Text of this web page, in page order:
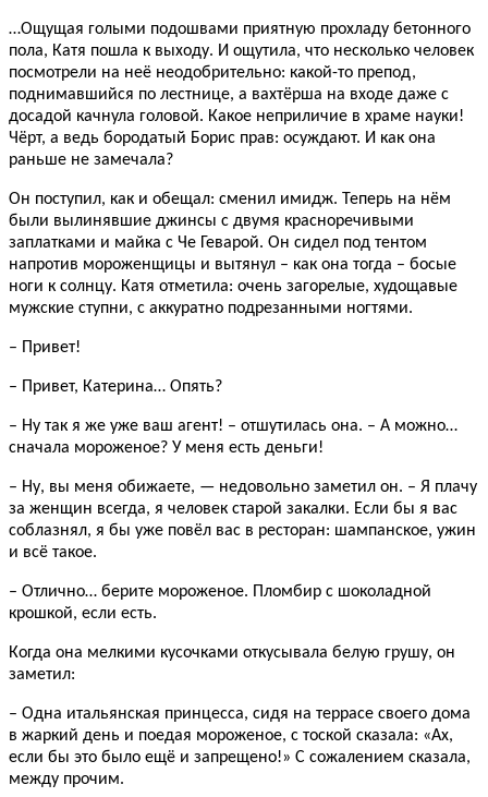
…Ощущая голыми подошвами приятную прохладу бетонного
пола, Катя пошла к выходу. И ощутила, что несколько человек
посмотрели на неё неодобрительно: какой-то препод,
поднимавшийся по лестнице, а вахтёрша на входе даже с
досадой качнула головой. Какое неприличие в храме науки!
Чёрт, а ведь бородатый Борис прав: осуждают. И как она
раньше не замечала?
Он поступил, как и обещал: сменил имидж. Теперь на нём
были вылинявшие джинсы с двумя красноречивыми
заплатками и майка с Че Геварой. Он сидел под тентом
напротив мороженщицы и вытянул – как она тогда – босые
ноги к солнцу. Катя отметила: очень загорелые, худощавые
мужские ступни, с аккуратно подрезанными ногтями.
– Привет!
– Привет, Катерина… Опять?
– Ну так я же уже ваш агент! – отшутилась она. – А можно…
сначала мороженое? У меня есть деньги!
– Ну, вы меня обижаете, — недовольно заметил он. – Я плачу
за женщин всегда, я человек старой закалки. Если бы я вас
соблазнял, я бы уже повёл вас в ресторан: шампанское, ужин
и всё такое.
– Отлично… берите мороженое. Пломбир с шоколадной
крошкой, если есть.
Когда она мелкими кусочками откусывала белую грушу, он
заметил:
– Одна итальянская принцесса, сидя на террасе своего дома
в жаркий день и поедая мороженое, с тоской сказала: «Ах,
если бы это было ещё и запрещено!» С сожалением сказала,
между прочим.